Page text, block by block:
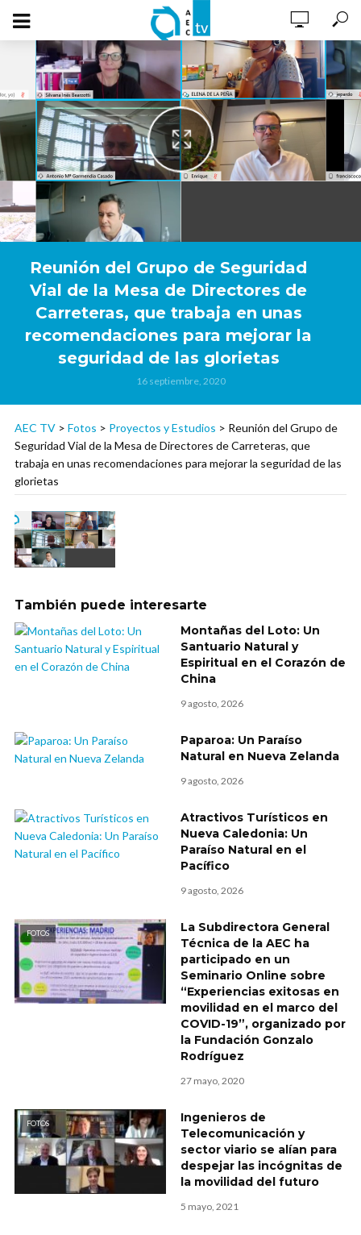
Reunión del Grupo de Seguridad
Vial de la Mesa de Directores de
Carreteras, que trabaja en unas
recomendaciones para mejorar la
seguridad de las glorietas
16 septiembre, 2020
AEC TV > Fotos > Proyectos y Estudios > Reunión del Grupo de
Seguridad Vial de la Mesa de Directores de Carreteras, que
trabaja en unas recomendaciones para mejorar la seguridad de las
glorietas
También puede interesarte
Montañas del Loto: Un
Santuario Natural y
Espiritual en el Corazón de
China
9 agosto, 2026
Paparoa: Un Paraíso
Natural en Nueva Zelanda
9 agosto, 2026
Atractivos Turísticos en
Nueva Caledonia: Un
Paraíso Natural en el
Pacífico
9 agosto, 2026
FOTOS
La Subdirectora General
Técnica de la AEC ha
participado en un
Seminario Online sobre
“Experiencias exitosas en
movilidad en el marco del
COVID-19”, organizado por
la Fundación Gonzalo
Rodríguez
27 mayo, 2020
FOTOS
Ingenieros de
Telecomunicación y
sector viario se alían para
despejar las incógnitas de
la movilidad del futuro
5 mayo, 2021